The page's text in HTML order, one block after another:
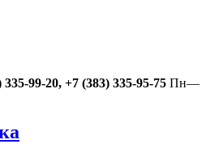
99-20, +7 (383) 335-95-75 Пн—